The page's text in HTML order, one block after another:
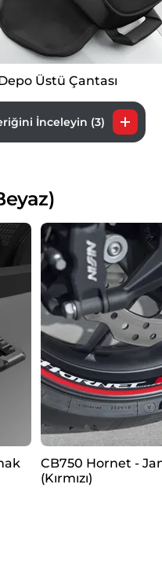
Üstü Çantası
İnceleyin (3)
CB750 Hornet -
(Kırmızı)